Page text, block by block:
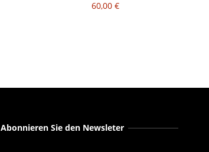
60,00 €
Abonnieren Sie den Newsleter